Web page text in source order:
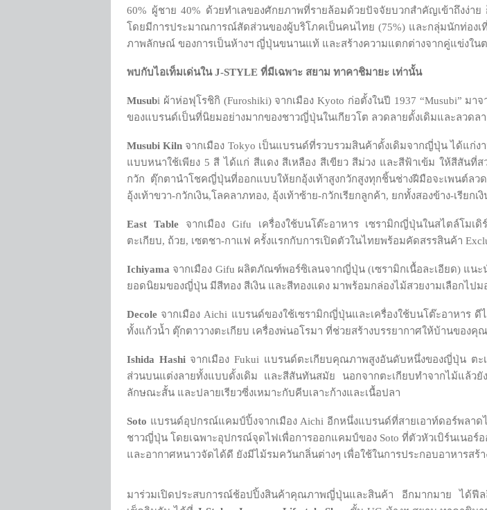
60% ผู้ชาย 40% ด้วยทำเลของศักยภาพที่รายล้อมด้วยปัจจัยบวกสำคัญเข้าถึงง่า
โดยมีการประมาณการณ์สัดส่วนของผู้บริโภคเป็นคนไทย (75%) และกลุ่มนักท่องเ
ภาพลักษณ์ ของการเป็นห้างฯ ญี่ปุ่นขนานแท้ และสร้างความแตกต่างจากคู่แข่งใน
พบกับไอเท็มเด่นในJ-STYLE ที่มีเฉพาะ สยาม ทาคาชิมายะ เท่านั้น
Musubi ผ้าห่อฟุโรชิกิ (Furoshiki) จากเมือง Kyoto ก่อตั้งในปี 1937 “Musubi” ม
ของแบรนด์เป็นที่นิยมอย่างมากของชาวญี่ปุ่นในเกียวโต ลวดลายดั้งเดิมและลวดล
Musubi Kiln จากเมือง Tokyo เป็นแบรนด์ที่รวบรวมสินค้าดั้งเดิมจากญี่ปุ่น ได้แ
แบบหนาใช้เพียง 5 สี ได้แก่ สีแดง สีเหลือง สีเขียว สีม่วง และสีฟ้าเข้ม ให้สีสัน
กวัก ตุ๊กตานำโชคญี่ปุ่นที่ออกแบบให้ยกอุ้งเท้าสูงกวักสูงทุกชิ้นช่างฝีมือจะเพนต์ล
อุ้งเท้าขวา-กวักเงิน,โลคลาภทอง, อุ้งเท้าซ้าย-กวักเรียกลูกค้า, ยกทั้งสองข้าง-เรียก
East Tableจากเมือง Gifu เครื่องใช้บนโต๊ะอาหาร เซรามิกญี่ปุ่นในสไตล์โมเ
ตะเกียบ, ถ้วย, เซตชา-กาแฟ ครั้งแรกกับการเปิดตัวในไทยพร้อมคัดสรรสินค้า
Ichiyama จากเมือง Gifu ผลิตภัณฑ์พอร์ซิเลนจากญี่ปุ่น (เซรามิกเนื้อละเอียด) แน
ยอดนิยมของญี่ปุ่น มีสีทอง สีเงิน และสีทองแดง มาพร้อมกล่องไม้สวยงามเลือกไ
Decole จากเมือง Aichi แบรนด์ของใช้เซรามิกญี่ปุ่นและเครื่องใช้บนโต๊ะอาหาร
ทั้งแก้วน้ำ ตุ๊กตาวางตะเกียบ เครื่องพ่นอโรมา ที่ช่วยสร้างบรรยากาศให้บ้านของคุ
Ishida Hashiจากเมือง Fukui แบรนด์ตะเกียบคุณภาพสูงอันดับหนึ่งของญี่ปุ่น ตะเ
ส่วนบนแต่งลายทั้งแบบดั้งเดิม และสีสันทันสมัย นอกจากตะเกียบทำจากไม้แล้
ลักษณะสั้น และปลายเรียวซี่งเหมาะกับคีบเลาะก้างและเนื้อปลา
Soto แบรนด์อุปกรณ์แคมป์ปิ้งจากเมือง Aichi อีกหนึ่งแบรนด์ที่สายเอาท์ดอร์พลา
ชาวญี่ปุ่น โดยเฉพาะอุปกรณ์จุดไฟเพื่อการออกแคมป์ของ Soto ที่ตัวหัวเบิร์นเนอ
และอากาศหนาวจัดได้ดี ยังมีไม้รมควันกลิ่นต่างๆ เพื่อใช้ในการประกอบอาหารสร้
มาร่วมเปิดประสบการณ์ช้อปปิ้งสินค้าคุณภาพญี่ปุ่นและสินค้า อีกมากมาย ได้ฟีล